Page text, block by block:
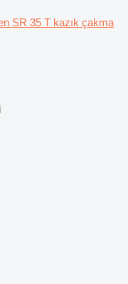
SR 35 T kazık çakma